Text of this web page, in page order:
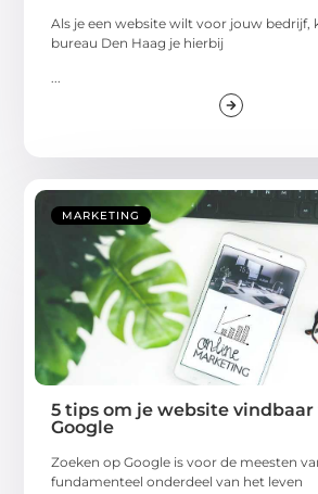
Als je een website wilt voor jouw bedrijf,
bureau Den Haag je hierbij
...
MARKETING
5 tips om je website
Google
Zoeken op Google is voor de meesten
fundamenteel onderdeel van het leven